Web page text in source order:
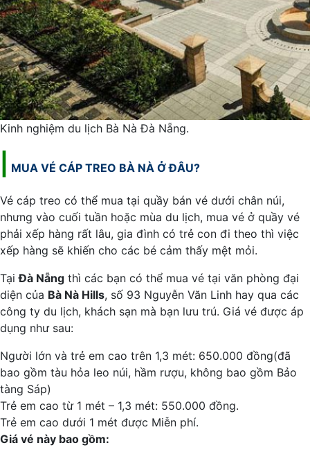
Kinh nghiệm du lịch Bà Nà Đà Nẵng.
MUA VÉ CÁP TREO BÀ NÀ Ở ĐÂU?
Vé cáp treo có thể mua tại quầy bán vé dưới chân núi,
nhưng vào cuối tuần hoặc mùa du lịch, mua vé ở quầy vé
phải xếp hàng rất lâu, gia đình có trẻ con đi theo thì việc
xếp hàng sẽ khiến cho các bé cảm thấy mệt mỏi.
TạiĐà Nẵng thì các bạn có thể mua vé tại văn phòng đại
diện của Bà Nà Hills, số 93 Nguyễn Văn Linh hay qua các
công ty du lịch, khách sạn mà bạn lưu trú. Giá vé được áp
dụng như sau:
Người lớn và trẻ em cao trên 1,3 mét: 650.000 đồng(đã
bao gồm tàu hỏa leo núi, hầm rượu, không bao gồm Bảo
tàng Sáp)
Trẻ em cao từ 1 mét – 1,3 mét: 550.000 đồng.
Trẻ em cao dưới 1 mét được Miễn phí.
Giá vé này bao gồm: